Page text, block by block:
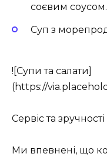
соєвим соусом.
Суп з
![Супи та салати]
(https://
Сервіс та зручності
Ми впевнені, що